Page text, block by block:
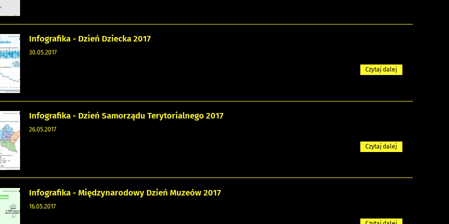
Infografika - Dzień Dziecka 2017
30.05.2017
Czytaj dalej
Infografika - Dzień Samorządu Terytorialnego 2017
26.05.2017
Czytaj dalej
Infografika - Międzynarodowy Dzień Muzeów 2017
16.05.2017